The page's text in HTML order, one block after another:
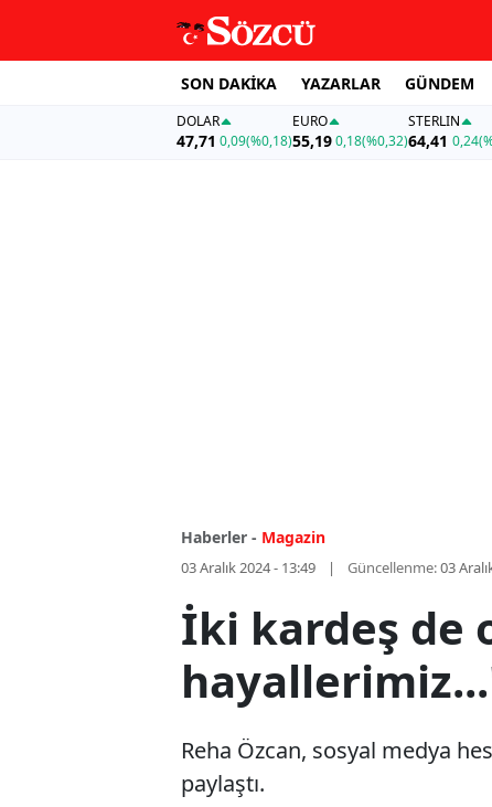
SON DAKİKA YAZARLAR GÜNDEM
DOLAR
47,71 0,09(%0,18)
EURO
55,19 0,18(%0,32)
STERLIN
64,41 0,24
Haberler - Magazin
03 Aralık 2024 - 13:49 Güncellenme:03
İki kardeş de
Reha Özcan, sosyal medya
paylaştı.